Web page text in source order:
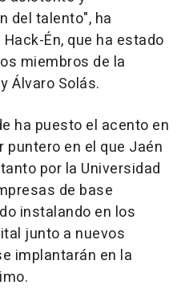
del talento", ha
Én, que ha estado
miembros de la
Álvaro Solás.
ha puesto el acento en
en el que Jaén
por la Universidad
de base
instalando en los
junto a nuevos
implantarán en la